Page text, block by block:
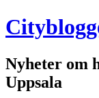
Hoppa
till
Nyheter om
Uppsala